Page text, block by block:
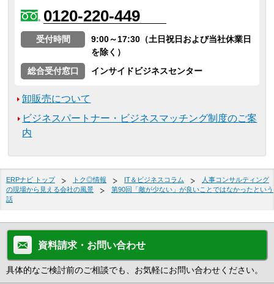
0120-220-449
受付時間
9:00～17:30（土日祝日および当社休業日
を除く）
総合受付窓口
インサイドビジネスセンター
卸販売について
ビジネスパートナー・ビジネスマッチング制度のご案
内
ERPナビ トップ トク◎情報 IT＆ビジネスコラム
人事コンサルティング
の現場から見える会社の風景
第90回「敵が少ない」が良いことではなかったという
話
資料請求・お問い合わせ
具体的なご検討前のご相談でも、お気軽にお問い合わせください。